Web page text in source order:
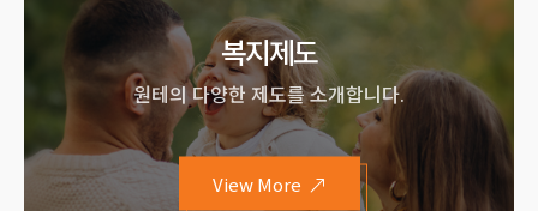
복지제도
원테의 다양한 제도를 소개합니다.
View More